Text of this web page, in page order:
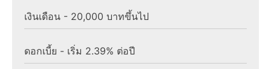
เงินเดือน - 20,000 บาทขึ้นไป
ดอกเบี้ย - เริ่ม 2.39% ต่อปี